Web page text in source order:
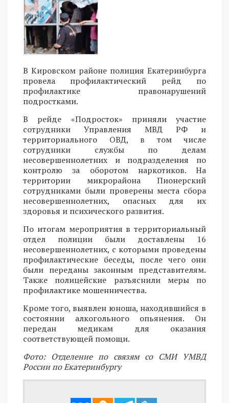
В Кировском районе полиция Екатеринбурга
провела профилактический рейд по
профилактике правонарушений
подростками.
В рейде «Подросток» приняли участие
сотрудники Управления МВД РФ и
территориального ОВД, в том числе
сотрудники службы по делам
несовершеннолетних и подразделения по
контролю за оборотом наркотиков. На
территории микрорайона Пионерский
сотрудниками были проверены места сбора
несовершеннолетних, опасных для их
здоровья и психического развития.
По итогам мероприятия в территориальный
отдел полиции были доставлены 16
несовершеннолетних, с которыми проведены
профилактические беседы, после чего они
были переданы законным представителям.
Также полицейские разъяснили меры по
профилактике мошенничества.
Кроме того, выявлен юноша, находившийся в
состоянии алкогольного опьянения. Он
передан медикам для оказания
соответствующей помощи.
Фото: Отделение по связям со СМИ УМВД
России по Екатеринбургу